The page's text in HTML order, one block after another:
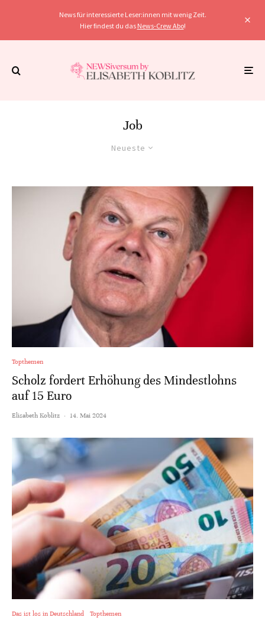
News für interessierte Leser:innen mit wenig Zeit.
Hier findest du das News-Crew Abo!
Job
Neueste
Topthemen
Scholz fordert Erhöhung des Mindestlohns
auf 15 Euro
Elisabeth Koblitz · 14. Mai 2024
Das ist los in Deutschland Topthemen